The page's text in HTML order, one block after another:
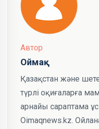
Автор
Оймақ
Қазақстан және
түрлі оқиғаларға
арнайы сараптама
Oimaqnews.kz.